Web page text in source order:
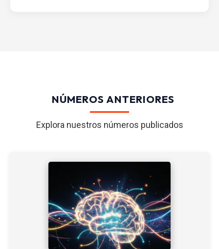
NÚMEROS ANTERIORES
Explora nuestros números publicados